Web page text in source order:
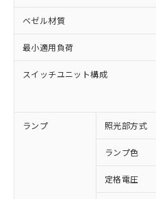
ベゼル材質
最小適用負荷
スイッチユニット構成
ランプ 照光部方式
ランプ色
定格電圧